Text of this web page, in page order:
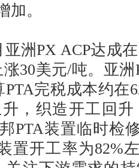
加。
PX ACP达成在
30美元/吨。亚
完税成本约在
，织造开工回
PTA装置临时检
置开工率为82%